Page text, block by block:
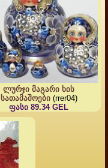
ლურჯი მაგარი ხის
სათამაშოები(rrer04)
ფასი 89.34 GEL